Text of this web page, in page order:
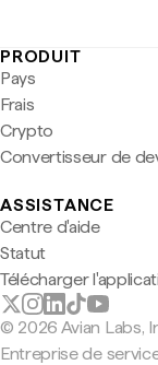
PRODUIT
Pays
Frais
Crypto
Convertisseur de
ASSISTANCE
Centre d'aide
Statut
Télécharger
© 2026 Avian Labs,
Entreprise de